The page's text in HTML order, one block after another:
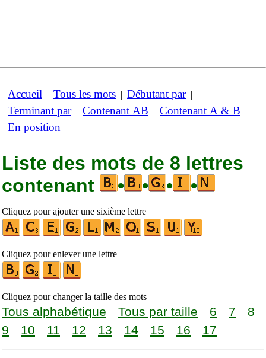
Accueil | Tous les mots | Débutant par|
Terminant par| Contenant AB | Contenant A & B |
En position
Liste des mots de 8 lettres
contenant
• • • •
Cliquez pour ajouter une sixième lettre
Cliquez pour enlever une lettre
Cliquez pour changer la taille des mots
Tous alphabétique Tous par taille 6 7
8
9
10 11 12 13 14 15 16 17